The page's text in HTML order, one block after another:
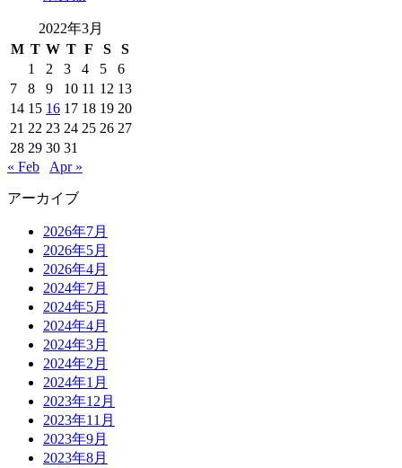
2022年3月
M T W T F S
S
1
2 3 4 5
6
7
8 9 10 11 12 13
14 15 16 17 18 19 20
21 22 23 24 25 26 27
28 29 30 31
« Feb
Apr »
アーカイブ
2026年7月
2026年5月
2026年4月
2024年7月
2024年5月
2024年4月
2024年3月
2024年2月
2024年1月
2023年12月
2023年11月
2023年9月
2023年8月